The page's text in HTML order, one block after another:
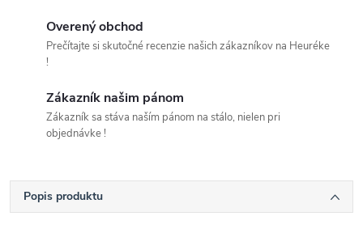
Overený obchod
Prečítajte si skutočné recenzie našich zákazníkov na Heuréke
!
Zákazník našim pánom
Zákazník sa stáva naším pánom na stálo, nielen pri
objednávke !
Popis produktu